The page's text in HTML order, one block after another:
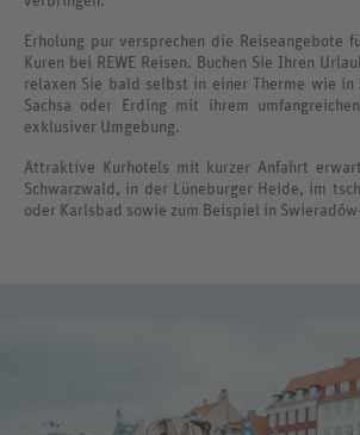
Erholung pur versprechen die Reiseangebote
Kuren bei REWE Reisen. Buchen Sie Ihren
relaxen Sie bald selbst in einer Therme wie in
Sachsa oder Erding mit ihrem
exklusiver Umgebung.
Attraktive Kurhotels mit kurzer Anfahrt
Schwarzwald, in der Lüneburger Heide, im
oder Karlsbad sowie zum Beispiel in